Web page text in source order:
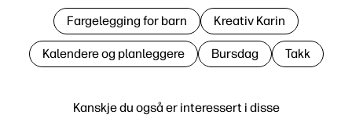
Kanskje du også er interessert i disse
Fargelegging for barn Kreativ Karin
Kalendere og planleggere Bursdag Takk